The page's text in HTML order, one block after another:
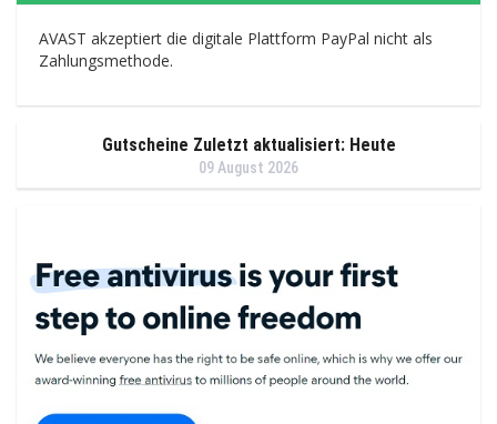
AVAST akzeptiert die digitale Plattform PayPal nicht als
Zahlungsmethode.
Gutscheine Zuletzt aktualisiert: Heute
09 August 2026